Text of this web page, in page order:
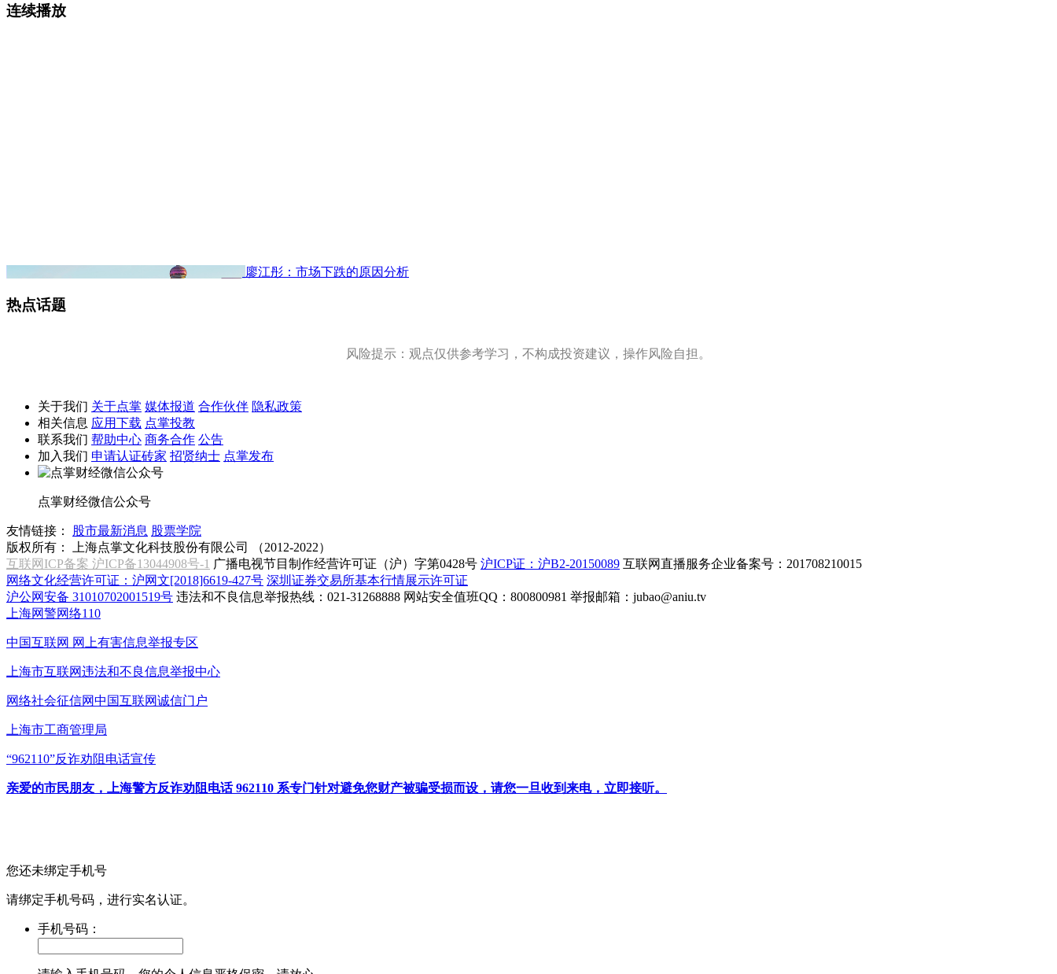
连续播放
廖江彤：市场下跌的原因分析
热点话题
风险提示：观点仅供参考学习，不构成投资建议，操作风险自担。
关于我们 关于点掌 媒体报道 合作伙伴 隐私政策
相关信息 应用下载 点掌投教
联系我们 帮助中心 商务合作 公告
加入我们 申请认证砖家 招贤纳士 点掌发布
点掌财经微信公众号
友情链接： 股市最新消息 股票学院
版权所有：
上海点掌文化科技股份有限公司 （2012-2022）
互联网ICP备案 沪ICP备13044908号-1 广播电视节目制作经营许可证（沪）字第0428号 沪ICP证：沪B2-20150089 互联网直播服务企业备案号：201708210015
网络文化经营许可证：沪网文[2018]6619-427号 深圳证券交易所基本行情展示许可证
沪公网安备 31010702001519号 违法和不良信息举报热线：021-31268888 网站安全值班QQ：800800981 举报邮箱： jubao@aniu.tv
上海网警网络110
中国互联网 网上有害信息举报专区
上海市互联网违法和不良信息举报中心
网络社会征信网中国互联网诚信门户
上海市工商管理局
“962110”反诈劝阻电话宣传
亲爱的市民朋友，上海警方反诈劝阻电话 962110 系专门针对避免您财产被骗受损而设，请您一旦收到来电，立即接听。
您还未绑定手机号
请绑定手机号码，进行实名认证。
手机号码：